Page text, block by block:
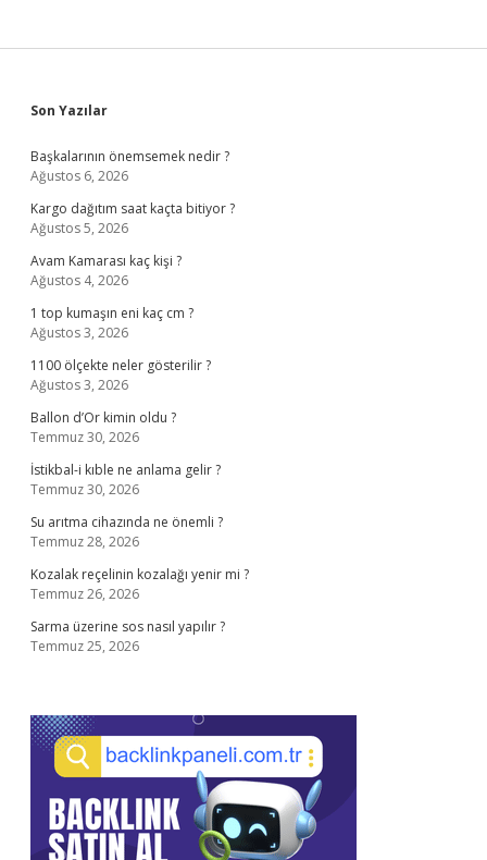
Sidebar
Son Yazılar
Başkalarının önemsemek nedir ?
Ağustos 6, 2026
Kargo dağıtım saat kaçta bitiyor ?
Ağustos 5, 2026
Avam Kamarası kaç kişi ?
Ağustos 4, 2026
1 top kumaşın eni kaç cm ?
Ağustos 3, 2026
1100 ölçekte neler gösterilir ?
Ağustos 3, 2026
Ballon d’Or kimin oldu ?
Temmuz 30, 2026
İstikbal-i kıble ne anlama gelir ?
Temmuz 30, 2026
Su arıtma cihazında ne önemli ?
Temmuz 28, 2026
Kozalak reçelinin kozalağı yenir mi ?
Temmuz 26, 2026
Sarma üzerine sos nasıl yapılır ?
Temmuz 25, 2026